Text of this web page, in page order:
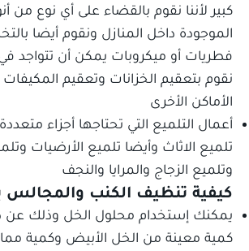
كبير لأننا نقوم بالقضاء على أي نوع من
الموجودة داخل المنازل ونقوم أيضا
فطريات أو ميكروبات يمكن أن تتواجد
نقوم بتعقيم الخزانات وتعقيم
الأماكن الأخرى
أعمال التلميع التي تحتاجها أجزاء
تلميع الاثاث وأيضا تلميع الأرضيات
وتلميع الزجاج والمرايا والنجف
كيفية تنظيف الكنب والمجالس
يمكنك إستخدام محلول الخل وذلك
كمية معينة من الخل الأبيض وكمية